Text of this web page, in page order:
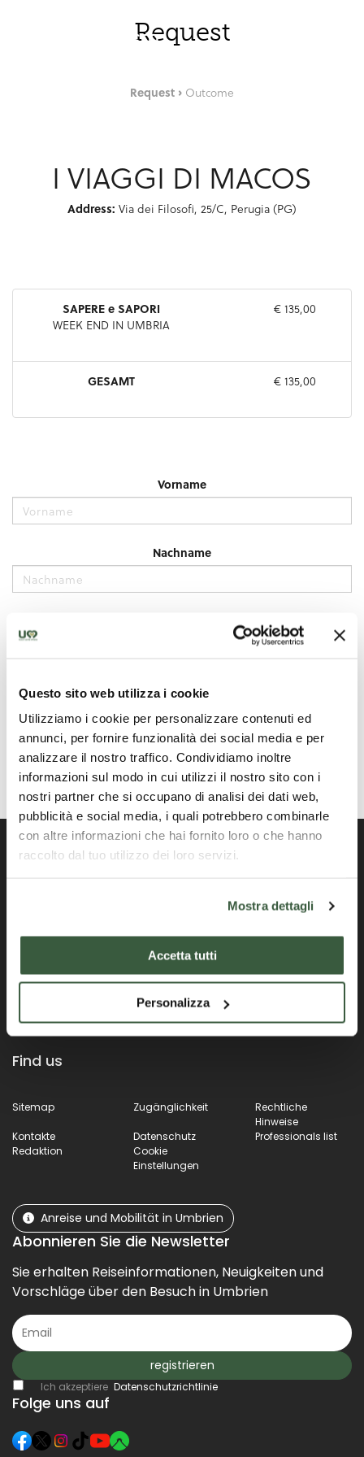
Questo sito web utilizza i cookie
Utilizziamo i cookie per personalizzare contenuti ed
annunci, per fornire funzionalità dei social media e per
analizzare il nostro traffico. Condividiamo inoltre
informazioni sul modo in cui utilizzi il nostro sito con i
nostri partner che si occupano di analisi dei dati web,
pubblicità e social media, i quali potrebbero combinarle
con altre informazioni che hai fornito loro o che hanno
raccolto dal tuo utilizzo dei loro servizi.
Mostra dettagli
Accetta tutti
Personalizza
Offizielles Portal der Region Umbrien
Find us
Sitemap Zugänglichkeit
Rechtliche
Hinweise
Kontakte
Datenschutz
Professionals list
Redaktion
Cookie
Einstellungen
Anreise und Mobilität in Umbrien
Abonnieren Sie die Newsletter
Sie erhalten Reiseinformationen, Neuigkeiten und
Vorschläge über den Besuch in Umbrien
registrieren
Ich akzeptiere Datenschutzrichtlinie
Folge uns auf